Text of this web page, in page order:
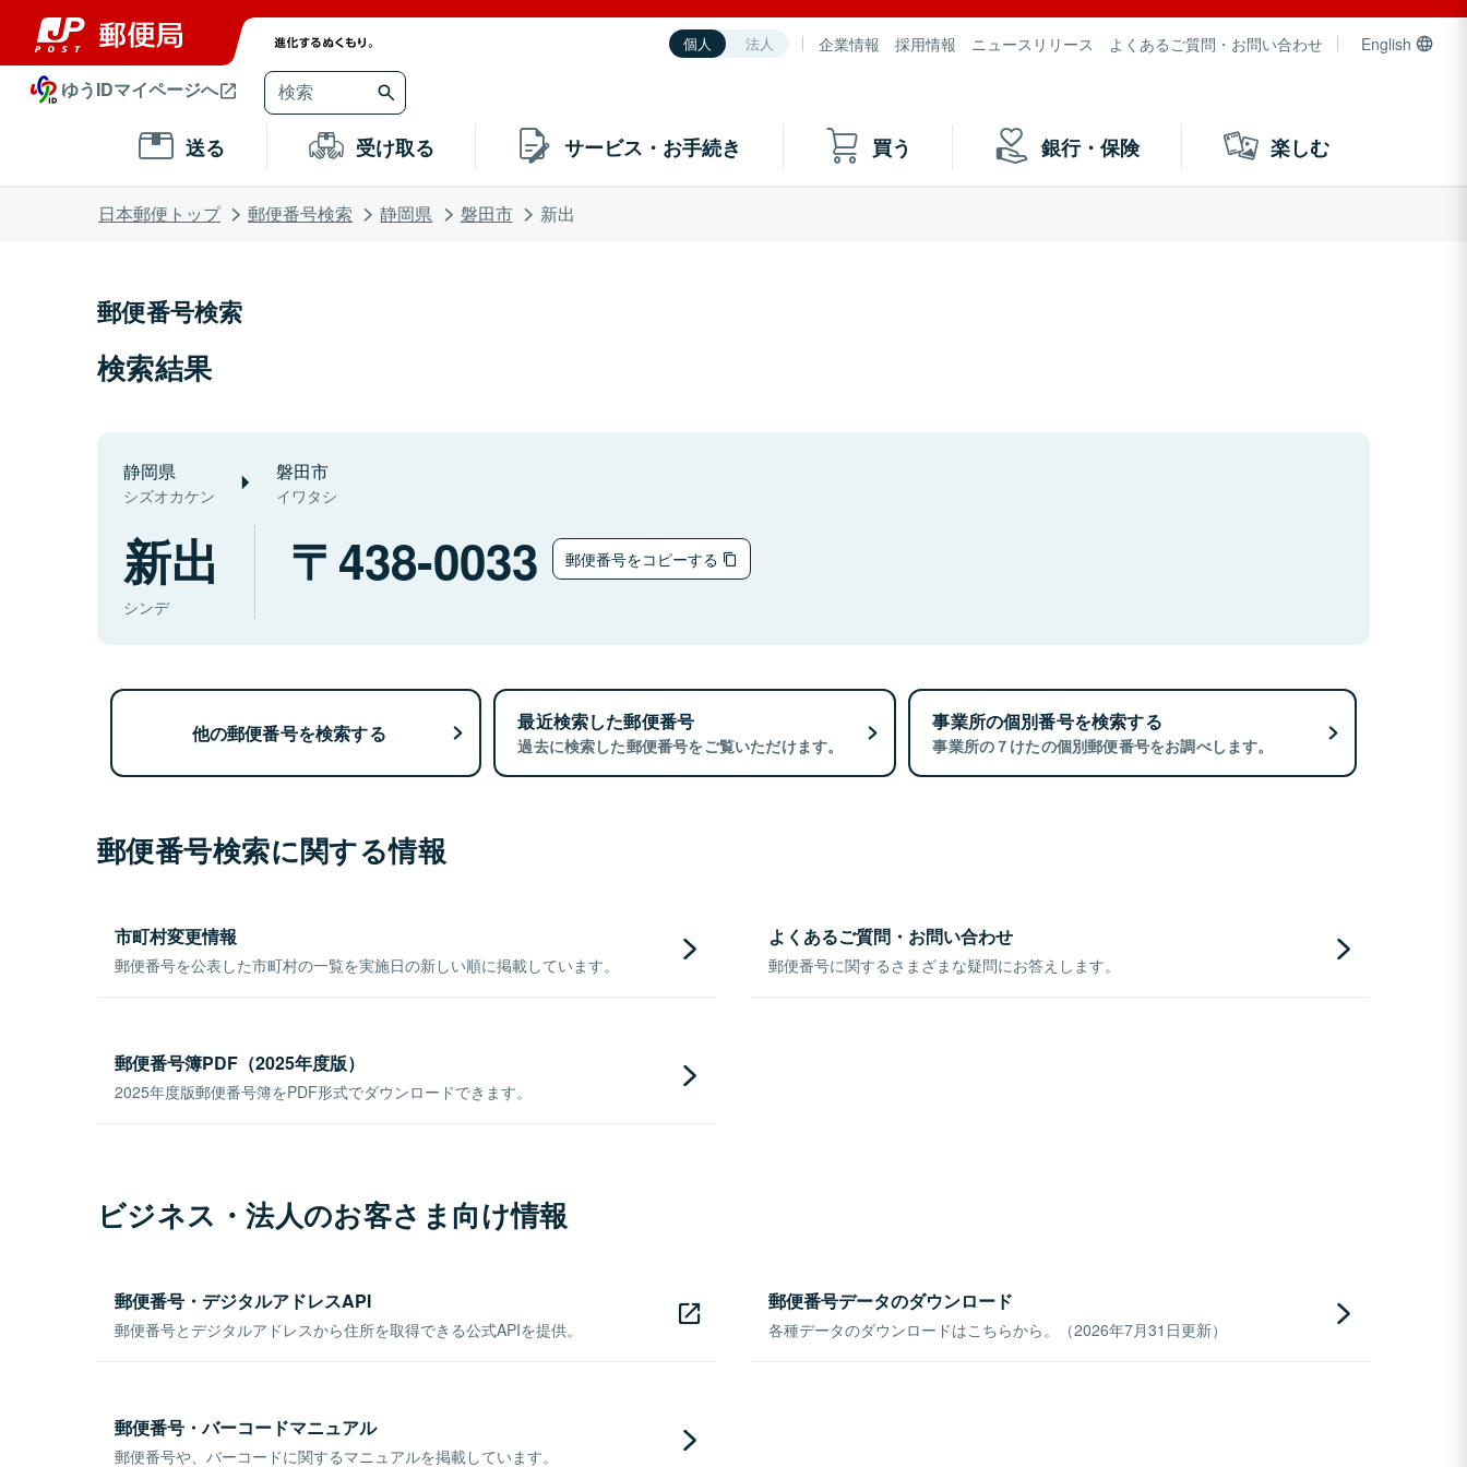
個人 法人 企業情報 採用情報 ニュースリリース よくあるご質問・お問い合わせ English
ゆうIDマイページへ
送る 受け取る サービス・お手続き 買う 銀行・保険 楽しむ
日本郵便トップ 郵便番号検索 静岡県 磐田市 新出
郵便番号検索
検索結果
静岡県
シズオカケン
磐田市
イワタシ
新出
シンデ
438-0033 郵便番号をコピーする
他の郵便番号を検索する 最近検索した郵便番号
過去に検索した郵便番号をご覧いただけます。
事業所の個別番号を検索する
事業所の７けたの個別郵便番号をお調べします。
郵便番号検索に関する情報
市町村変更情報
郵便番号を公表した市町村の一覧を実施日の新しい順に掲載しています。
よくあるご質問・お問い合わせ
郵便番号に関するさまざまな疑問にお答えします。
郵便番号簿PDF（2025年度版）
2025年度版郵便番号簿をPDF形式でダウンロードできます。
ビジネス・法人のお客さま向け情報
郵便番号・デジタルアドレスAPI
郵便番号とデジタルアドレスから住所を取得できる公式APIを提供。
郵便番号データのダウンロード
各種データのダウンロードはこちらから。（2026年7月31日更新）
郵便番号・バーコードマニュアル
郵便番号や、バーコードに関するマニュアルを掲載しています。